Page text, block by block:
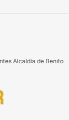
Alcaldía de Benito